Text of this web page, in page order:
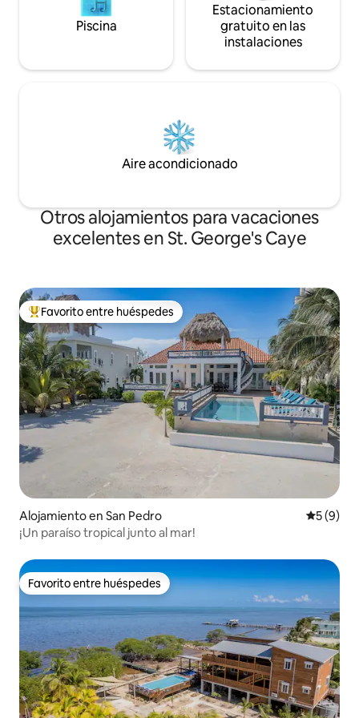
Piscina
Estacionamiento
gratuito en las
instalaciones
Aire acondicionado
Otros alojamientos para vacaciones
excelentes en St. George's Caye
Favorito entre huéspedes preferido
Favorito entre huéspedes
Alojamiento en San Pedro
5 (9)
¡Un paraíso tropical junto al mar!
Favorito entre huéspedes
Favorito entre huéspedes